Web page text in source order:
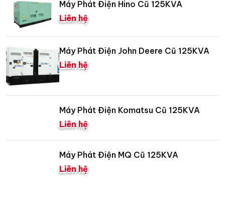
Máy Phát Điện Hino Cũ 125KVA
Liên hệ
Máy Phát Điện John Deere Cũ 125KVA
Liên hệ
Máy Phát Điện Komatsu Cũ 125KVA
Liên hệ
Máy Phát Điện MQ Cũ 125KVA
Liên hệ